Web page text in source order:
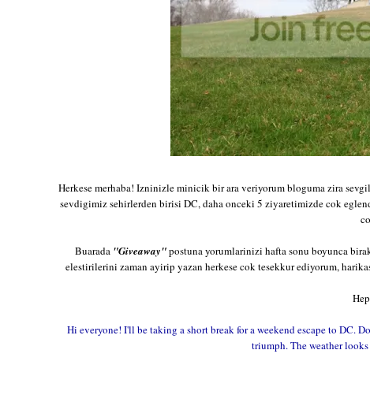
Herkese merhaba! Izninizle minicik bir ara veriyorum bloguma zira
sevdigimiz sehirlerden birisi DC, daha onceki 5 ziyaretimizde cok
Buarada "Giveaway"postuna yorumlarinizi hafta sonu boyunca
elestirilerini zaman ayirip yazan herkese cok tesekkur ediyorum,
Hi everyone! I'll be taking a short break for a weekend escape to DC.
triumph. The weather